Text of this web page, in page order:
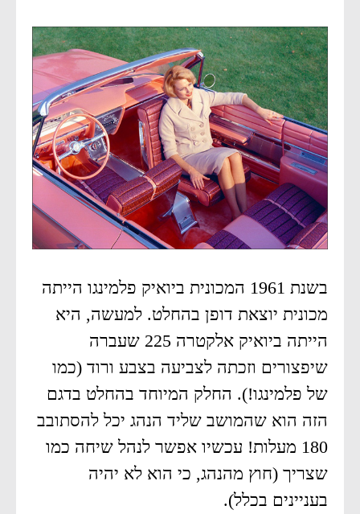
בשנת 1961 המכונית ביואיק פלמינגו הייתה
מכונית יוצאת דופן בהחלט. למעשה, היא
הייתה ביואיק אלקטרה 225 שעברה
שיפצורים וזכתה לצביעה בצבע ורוד (כמו
של פלמינגו!). החלק המיוחד בהחלט בדגם
הזה הוא שהמושב שליד הנהג יכל להסתובב
180 מעלות! עכשיו אפשר לנהל שיחה כמו
שצריך (חוץ מהנהג, כי הוא לא יהיה
בעניינים בכלל).